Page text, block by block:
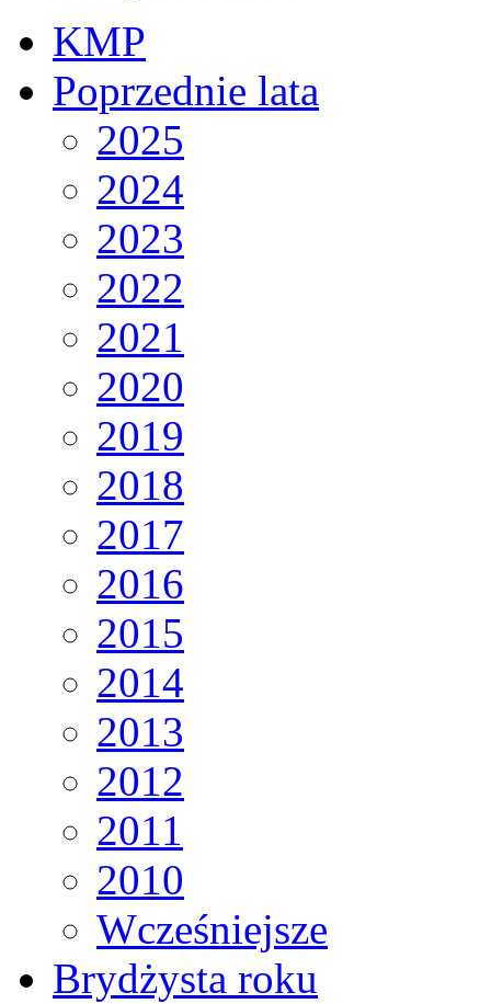
KMP
Poprzednie lata
2025
2024
2023
2022
2021
2020
2019
2018
2017
2016
2015
2014
2013
2012
2011
2010
Wcześniejsze
Brydżysta roku